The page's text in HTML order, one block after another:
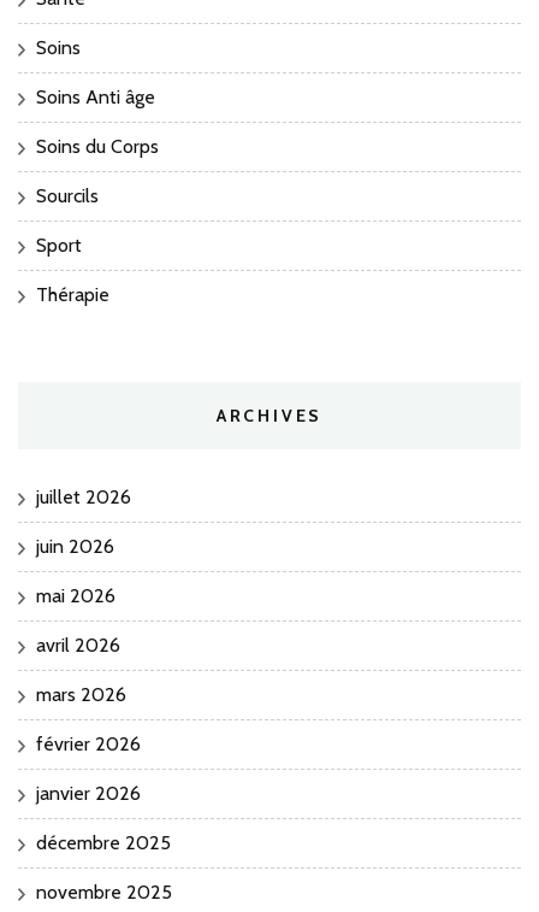
Soins
Soins Anti âge
Soins du Corps
Sourcils
Sport
Thérapie
ARCHIVES
juillet 2026
juin 2026
mai 2026
avril 2026
mars 2026
février 2026
janvier 2026
décembre 2025
novembre 2025